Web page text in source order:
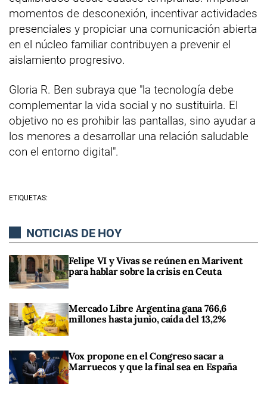
momentos de desconexión, incentivar actividades
presenciales y propiciar una comunicación abierta
en el núcleo familiar contribuyen a prevenir el
aislamiento progresivo.
Gloria R. Ben subraya que "la tecnología debe
complementar la vida social y no sustituirla. El
objetivo no es prohibir las pantallas, sino ayudar a
los menores a desarrollar una relación saludable
con el entorno digital".
ETIQUETAS:
NOTICIAS DE HOY
Felipe VI y Vivas se reúnen en Marivent
para hablar sobre la crisis en Ceuta
Mercado Libre Argentina gana 766,6
millones hasta junio, caída del 13,2%
Vox propone en el Congreso sacar a
Marruecos y que la final sea en España